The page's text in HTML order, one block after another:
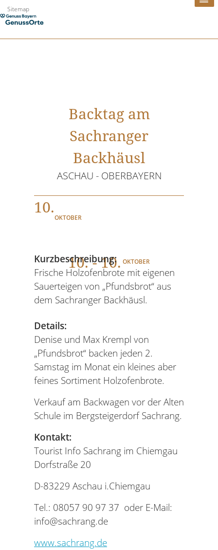
Zum
Inhalt
Sitemap
Backtag am
Sachranger
Backhäusl
ASCHAU - OBERBAYERN
10.
OKTOBER
10. - 10. OKTOBER
Kurzbeschreibung:
Frische Holzofenbrote mit eigenen
Sauerteigen von „Pfundsbrot“ aus
dem Sachranger Backhäusl.
Details:
Denise und Max Krempl von
„Pfundsbrot“ backen jeden 2.
Samstag im Monat ein kleines aber
feines Sortiment Holzofenbrote.
Verkauf am Backwagen vor der Alten
Schule im Bergsteigerdorf Sachrang.
Kontakt:
Tourist Info Sachrang im Chiemgau
Dorfstraße 20
D-83229 Aschau i.Chiemgau
Tel.: 08057 90 97 37 oder E-Mail:
info@sachrang.de
www.sachrang.de